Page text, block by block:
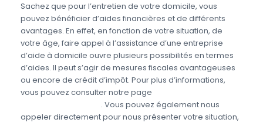
Sachez que pour l’entretien de votre domicile, vous
pouvez bénéficier d’aides financières et de différents
avantages. En effet, en fonction de votre situation, de
votre âge, faire appel à l’assistance d’une entreprise
d’aide à domicile ouvre plusieurs possibilités en termes
d’aides. Il peut s’agir de mesures fiscales avantageuses
ou encore de crédit d’impôt. Pour plus d’informations,
vous pouvez consulter notre page
. Vous pouvez également nous
appeler directement pour nous présenter votre situation,